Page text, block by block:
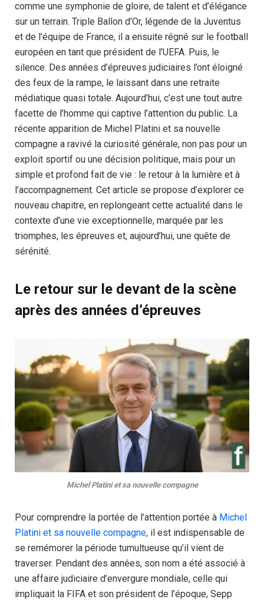
comme une symphonie de gloire, de talent et d’élégance
sur un terrain. Triple Ballon d’Or, légende de la Juventus
et de l’équipe de France, il a ensuite régné sur le football
européen en tant que président de l’UEFA. Puis, le
silence. Des années d’épreuves judiciaires l’ont éloigné
des feux de la rampe, le laissant dans une retraite
médiatique quasi totale. Aujourd’hui, c’est une tout autre
facette de l’homme qui captive l’attention du public. La
récente apparition de Michel Platini et sa nouvelle
compagne a ravivé la curiosité générale, non pas pour un
exploit sportif ou une décision politique, mais pour un
simple et profond fait de vie : le retour à la lumière et à
l’accompagnement. Cet article se propose d’explorer ce
nouveau chapitre, en replongeant cette actualité dans le
contexte d’une vie exceptionnelle, marquée par les
triomphes, les épreuves et, aujourd’hui, une quête de
sérénité.
Le retour sur le devant de la scène
après des années d’épreuves
Michel Platini et sa nouvelle compagne
Pour comprendre la portée de l’attention portée à Michel
Platini et sa nouvelle compagne, il est indispensable de
se remémorer la période tumultueuse qu’il vient de
traverser. Pendant des années, son nom a été associé à
une affaire judiciaire d’envergure mondiale, celle qui
impliquait la FIFA et son président de l’époque, Sepp